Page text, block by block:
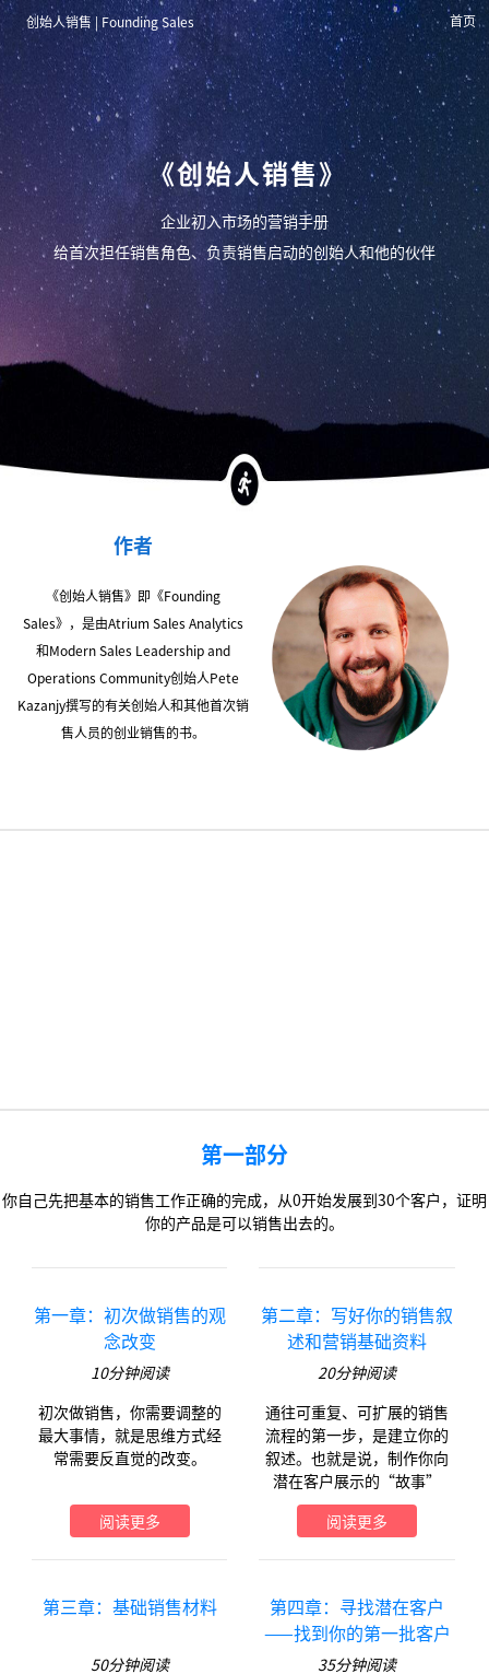
创始人销售 | Founding Sales 首页
《创始人销售》
企业初入市场的营销手册
给首次担任销售角色、负责销售启动的创始人和他的伙伴
作者
《创始人销售》即《Founding
Sales》，是由Atrium Sales Analytics
和Modern Sales Leadership and
Operations Community创始人Pete
Kazanjy撰写的有关创始人和其他首次销
售人员的创业销售的书。
第一部分
你自己先把基本的销售工作正确的完成，从0开始发展到30个客户，证明
你的产品是可以销售出去的。
第一章：初次做销售的观
念改变
10分钟阅读
初次做销售，你需要调整的
最大事情，就是思维方式经
常需要反直觉的改变。
阅读更多
第二章：写好你的销售叙
述和营销基础资料
20分钟阅读
通往可重复、可扩展的销售
流程的第一步，是建立你的
叙述。也就是说，制作你向
潜在客户展示的“故事”
阅读更多
第三章：基础销售材料
50分钟阅读
第四章：寻找潜在客户
——找到你的第一批客户
35分钟阅读